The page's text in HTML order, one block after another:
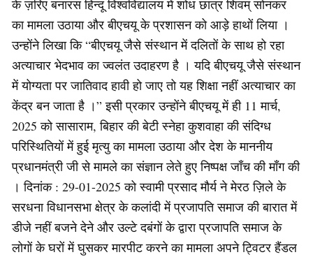
के ज़रिए बनारस हिन्दू विश्वविद्यालय में शोध छात्र शिवम् सोनकर
का मामला उठाया और बीएचयू के प्रशासन को आड़े हाथों लिया ।
उन्होंने लिखा कि “बीएचयू जैसे संस्थान में दलितों के साथ हो रहा
अत्याचार भेदभाव का ज्वलंत उदाहरण है । यदि बीएचयू जैसे संस्थान
में योग्यता पर जातिवाद हावी हो जाए तो यह शिक्षा नहीं अत्याचार का
केंद्र बन जाता है ।” इसी प्रकार उन्होंने बीएचयू में ही 11 मार्च,
2025 को सासाराम, बिहार की बेटी स्नेहा कुशवाहा की संदिग्ध
परिस्थितियों में हुई मृत्यु का मामला उठाया और देश के माननीय
प्रधानमंत्री जी से मामले का संज्ञान लेते हुए निष्पक्ष जाँच की माँग की
। दिनांक : 29-01-2025 को स्वामी प्रसाद मौर्य ने मेरठ ज़िले के
सरधना विधानसभा क्षेत्र के कलांदी में प्रजापति समाज की बारात में
डीजे नहीं बजने देने और उल्टे दबंगों के द्वारा प्रजापति समाज के
लोगों के घरों में घुसकर मारपीट करने का मामला अपने ट्विटर हैंडल